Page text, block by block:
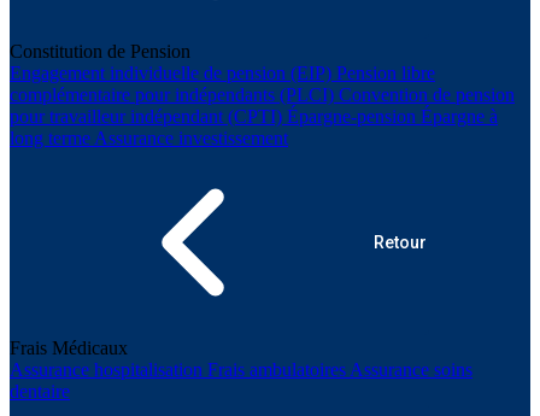
Constitution de Pension
Engagement individuelle de pension (EIP) Pension libre
complémentaire pour indépendants (PLCI) Convention de pension
pour travailleur indépendant (CPTI) Épargne-pension Épargne à
long terme Assurance investissement
Retour
Frais Médicaux
Assurance hospitalisation Frais ambulatoires Assurance soins
dentaire